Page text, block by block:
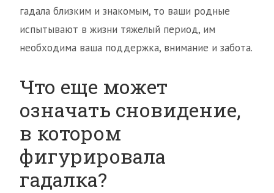
гадала близким и знакомым, то ваши родные
испытывают в жизни тяжелый период, им
необходима ваша поддержка, внимание и забота.
Что еще может
означать сновидение,
в котором
фигурировала
гадалка?